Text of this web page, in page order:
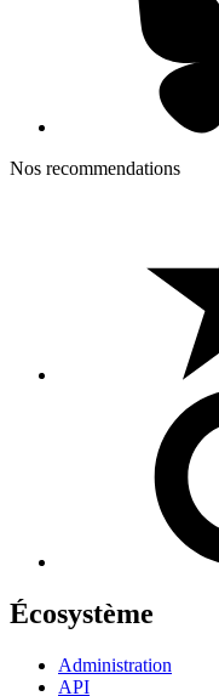
Nos recommendations
Écosystème
Administration
API